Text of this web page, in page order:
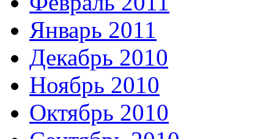
Январь 2011
Декабрь 2010
Ноябрь 2010
Октябрь 2010